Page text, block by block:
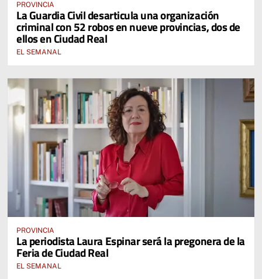
PROVINCIA
La Guardia Civil desarticula una organización
criminal con 52 robos en nueve provincias, dos de
ellos en Ciudad Real
EL SEMANAL
PROVINCIA
La periodista Laura Espinar será la pregonera de la
Feria de Ciudad Real
EL SEMANAL